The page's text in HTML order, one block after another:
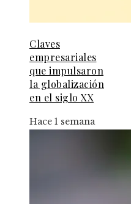
Claves
empresariales
que impulsaron
la globalización
en el siglo XX
Hace 1 semana